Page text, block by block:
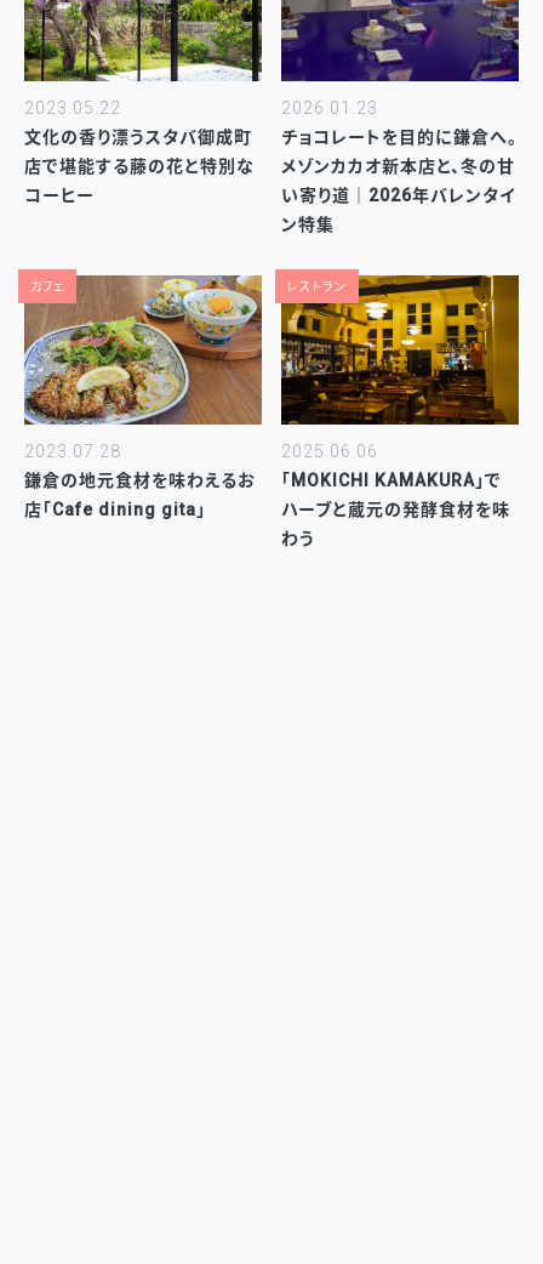
2023.05.22
文化の香り漂うスタバ御成町
店で堪能する藤の花と特別な
コーヒー
2026.01.23
チョコレートを目的に鎌倉へ。
メゾンカカオ新本店と、冬の甘
い寄り道｜2026年バレンタイ
ン特集
カフェ
2023.07.28
鎌倉の地元食材を味わえるお
店「Cafe dining gita」
レストラン
2025.06.06
「MOKICHI KAMAKURA」で
ハーブと蔵元の発酵食材を味
わう